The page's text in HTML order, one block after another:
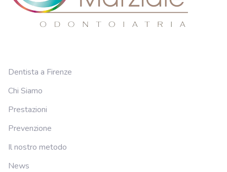
Dentista a Firenze
Chi Siamo
Prestazioni
Prevenzione
Il nostro metodo
News